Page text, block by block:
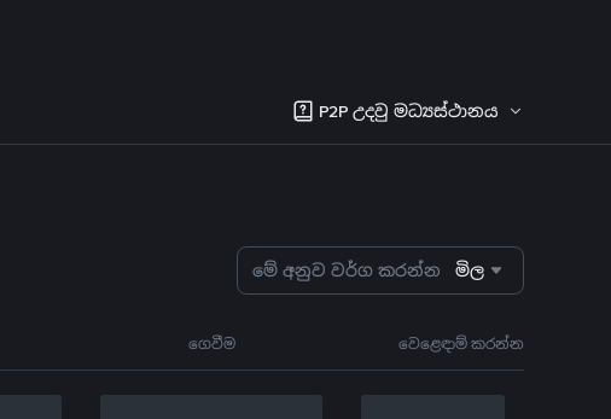
P2P උදවු මධ්‍යස්ථානය
මේ අනුව වර්ග කරන්න මිල
ගෙවීම වෙළෙඳාම් කරන්න